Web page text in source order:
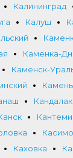
Калининград
Калуш
Каменка-
Каменск-
Каховка